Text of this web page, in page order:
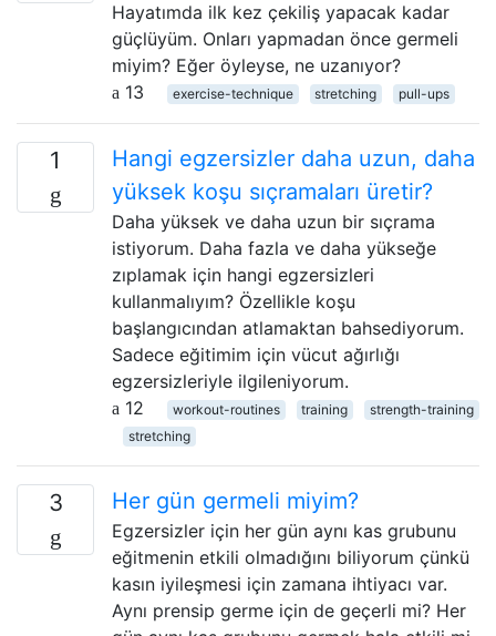
Hayatımda ilk kez çekiliş yapacak kadar
güçlüyüm. Onları yapmadan önce germeli
miyim? Eğer öyleyse, ne uzanıyor?
13
exercise-technique stretching pull-ups
1
Hangi egzersizler daha uzun, daha
yüksek koşu sıçramaları üretir?
Daha yüksek ve daha uzun bir sıçrama
istiyorum. Daha fazla ve daha yükseğe
zıplamak için hangi egzersizleri
kullanmalıyım? Özellikle koşu
başlangıcından atlamaktan bahsediyorum.
Sadece eğitimim için vücut ağırlığı
egzersizleriyle ilgileniyorum.
12
workout-routines training
strength-training
stretching
3 Her gün germeli miyim?
Egzersizler için her gün aynı kas grubunu
eğitmenin etkili olmadığını biliyorum çünkü
kasın iyileşmesi için zamana ihtiyacı var.
Aynı prensip germe için de geçerli mi? Her